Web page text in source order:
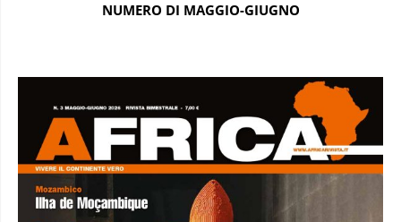
NUMERO DI MAGGIO-GIUGNO